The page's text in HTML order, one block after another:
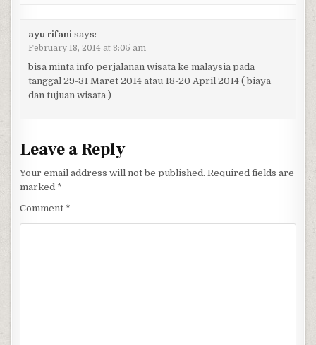
ayu rifani says:
February 18, 2014 at 8:05 am
bisa minta info perjalanan wisata ke malaysia pada
tanggal 29-31 Maret 2014 atau 18-20 April 2014 ( biaya
dan tujuan wisata )
Leave a Reply
Your email address will not be published. Required fields are
marked *
Comment *